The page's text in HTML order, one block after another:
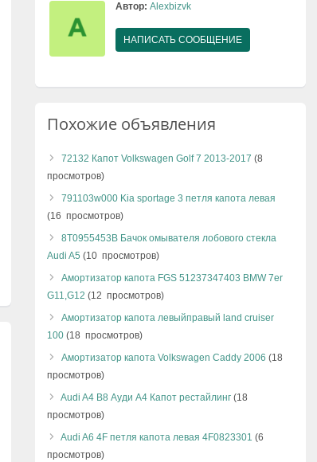
Автор: Alexbizvk
НАПИСАТЬ СООБЩЕНИЕ
Похожие объявления
72132 Капот Volkswagen Golf 7 2013-2017 (8
просмотров)
791103w000 Kia sportage 3 петля капота левая
(16 просмотров)
8T0955453B Бачок омывателя лобового стекла
Audi A5 (10 просмотров)
Амортизатор капота FGS 51237347403 BMW 7er
G11,G12 (12 просмотров)
Амортизатор капота левыйправый land cruiser
100 (18 просмотров)
Амортизатор капота Volkswagen Caddy 2006 (18
просмотров)
Audi A4 B8 Ауди А4 Капот рестайлинг (18
просмотров)
Audi A6 4F петля капота левая 4F0823301 (6
просмотров)